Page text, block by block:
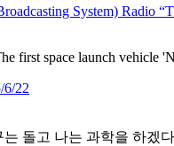
System) Radio
first space launch vehicle
22
는 돌고 나는 과학을 하겠다